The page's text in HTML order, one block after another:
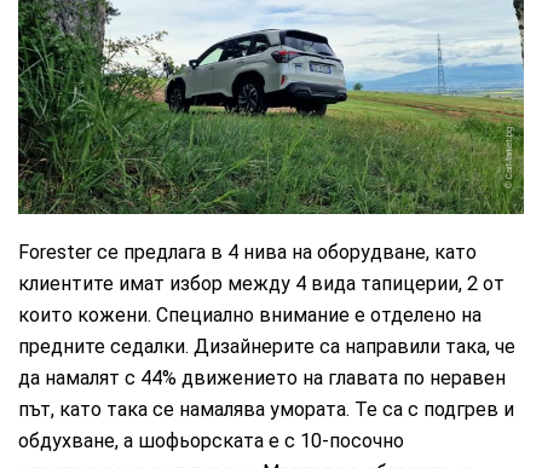
CarMarket.bg
Forester се предлага в 4 нива на оборудване, като
клиентите имат избор между 4 вида тапицерии, 2 от
които кожени. Специално внимание е отделено на
предните седалки. Дизайнерите са направили така, че
да намалят с 44% движението на главата по неравен
път, като така се намалява умората. Те са с подгрев и
обдухване, а шофьорската е с 10-посочно